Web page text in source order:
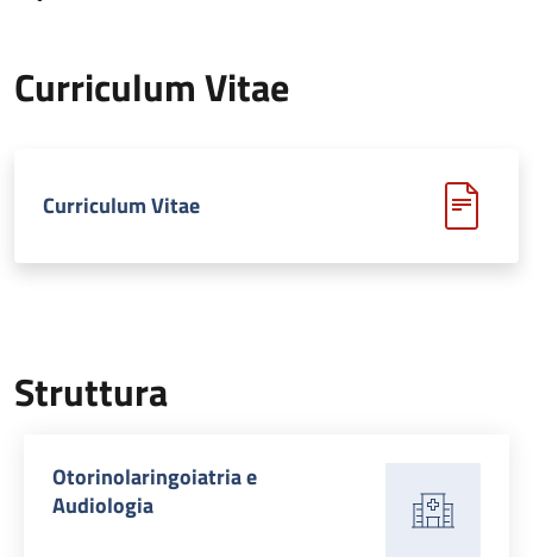
Curriculum Vitae
Curriculum Vitae
Struttura
Otorinolaringoiatria e
Audiologia